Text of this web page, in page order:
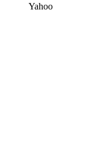
Yahoo